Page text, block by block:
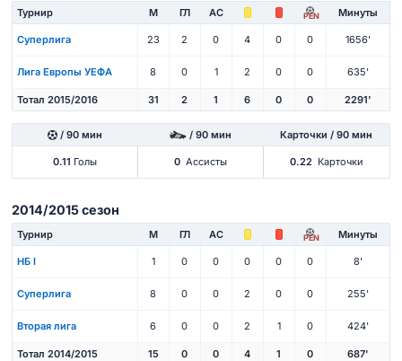
Турнир М ГЛ АС PEN Минуты
Суперлига 23 2 0 4 0 0 1656'
Лига Европы УЕФА 8 0 1 2 0 0 635'
Тотал 2015/2016 31 2 1 6 0 0 2291'
/ 90 мин / 90 мин Карточки / 90 мин
0.11 Голы 0 Ассисты 0.22 Карточки
2014/2015 сезон
Турнир М ГЛ АС PEN Минуты
НБ I 1 0 0 0 0 0 8'
Суперлига 8 0 0 2 0 0 255'
Вторая лига 6 0 0 2 1 0 424'
Тотал 2014/2015 15 0 0 4 1 0 687'